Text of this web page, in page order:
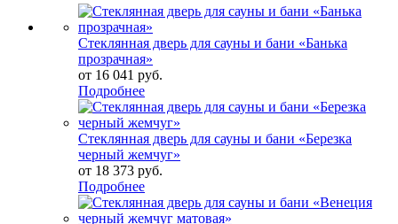
Стеклянная дверь для сауны и бани «Банька
прозрачная»
от 16 041 руб.
Подробнее
Стеклянная дверь для сауны и бани «Березка
черный жемчуг»
от 18 373 руб.
Подробнее